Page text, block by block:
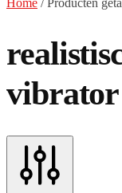
Home /Producten
vibrator